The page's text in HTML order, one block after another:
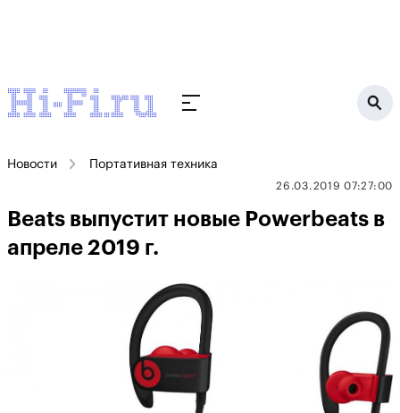
Новости Портативная техника
26.03.2019 07:27:00
Beats выпустит новые Powerbeats в
апреле 2019 г.